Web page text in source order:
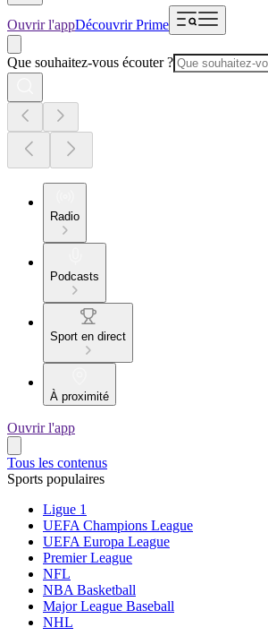
Ouvrir l'appDécouvrir Prime
Que souhaitez-vous écouter ?
Radio
Podcasts
Sport en direct
À proximité
Ouvrir l'app
Tous les contenus
Sports populaires
Ligue 1
UEFA Champions League
UEFA Europa League
Premier League
NFL
NBA Basketball
Major League Baseball
NHL